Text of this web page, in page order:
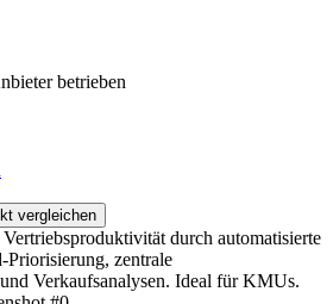
betrieben
vergleichen
durch automatisierte
Priorisierung, zentrale
Verkaufsanalysen. Ideal für KMUs.